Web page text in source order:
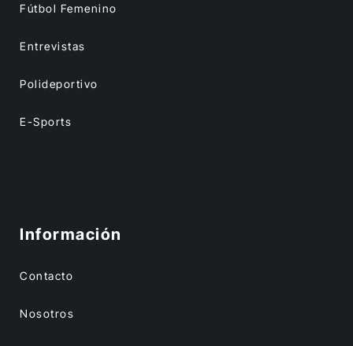
Fútbol Femenino
Entrevistas
Polideportivo
E-Sports
Información
Contacto
Nosotros